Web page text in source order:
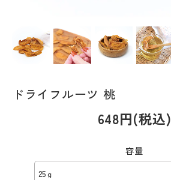
ドライフルーツ 桃
648円(税込)
容量